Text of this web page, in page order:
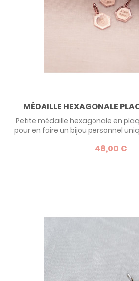
MÉDAILLE HEXAGONALE
Petite médaille hexagonale en
pour en faire un bijou personnel
48,00 €